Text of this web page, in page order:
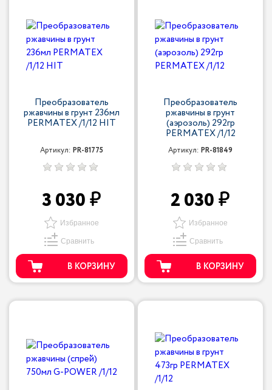
Преобразователь
ржавчины в грунт 236мл
PERMATEX /1/12 HIT
Артикул: PR-81775
3 030
Избранное
Сравнить
В КОРЗИНУ
Преобразователь
ржавчины в грунт
(аэрозоль) 292гр
PERMATEX /1/12
Артикул: PR-81849
2 030
Избранное
Сравнить
В КОРЗИНУ